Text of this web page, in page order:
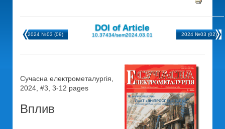
2024 №03 (09)
DOI of Article
10.37434/sem2024.03.01 2024 №03 (02)
Сучасна електрометалургія,
2024, #3, 3-12 pages
Вплив